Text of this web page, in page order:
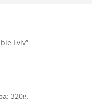
Lviv”
320g.